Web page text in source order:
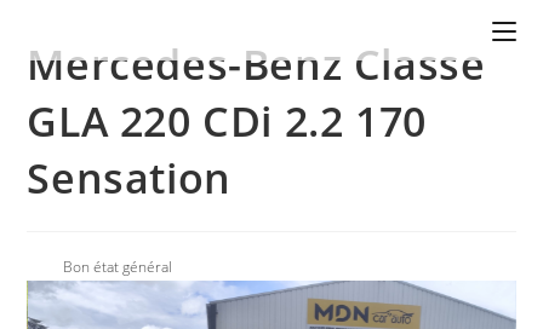
Mercedes-Benz Classe
GLA 220 CDi 2.2 170
Sensation
Bon état général